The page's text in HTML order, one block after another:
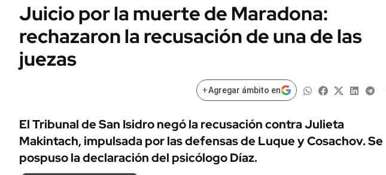
Campo
FINANZAS
Dólar
Sustentabilidad
URUGUAY
MUNDO
INFORMACIÓN
AUTOS
Juicio por la muerte de Maradona:
rechazaron la recusación de una de las
juezas
+Agregar ámbito en
El Tribunal de San Isidro negó la recusación contra Julieta
Makintach, impulsada por las defensas de Luque y Cosachov. Se
pospuso la declaración del psicólogo Díaz.